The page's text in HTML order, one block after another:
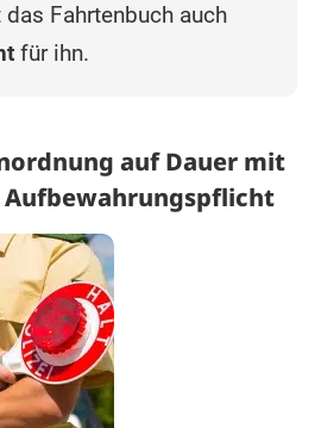
das Fahrtenbuch auch
für ihn.
auf Dauer mit